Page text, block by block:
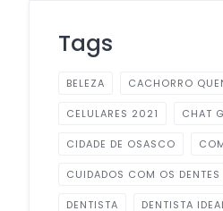
Tags
BELEZA CACHORRO
CELULARES 2021 CHAT
CIDADE DE OSASCO
CUIDADOS COM OS DENTES
DENTISTA DENTISTA